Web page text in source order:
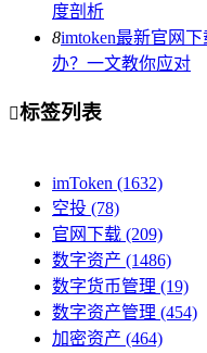
度剖析
8imtoken最新官网
办？一文教你应对
标签列表
imToken (1632)
空投 (78)
官网下载 (209)
数字资产 (1486)
数字货币管理 (19)
数字资产管理 (454)
加密资产 (464)